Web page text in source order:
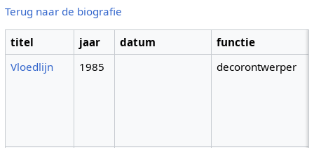
Terug naar de biografie
titel jaar datum
functie
Vloedlijn
1985 decorontwerper